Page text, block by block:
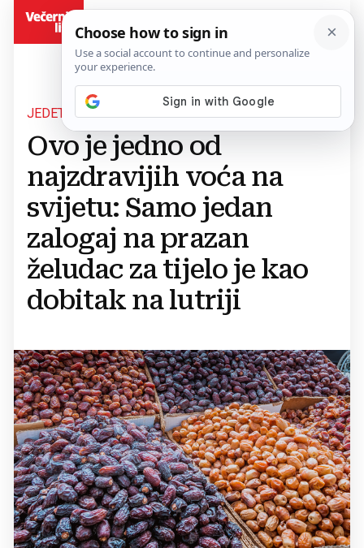
JEDETE LI GA REDOVITO?
Ovo je jedno od
najzdravijih voća na
svijetu: Samo jedan
zalogaj na prazan
želudac za tijelo je kao
dobitak na lutriji